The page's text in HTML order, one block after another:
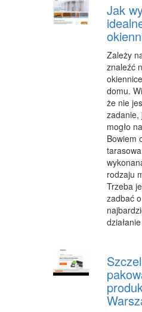
DIETETYKA,
SALONY
SPRZĘT
WEB
Jak
Zależy
znaleźć
domu.
że nie
zadanie,
mogło
Bowiem
rodzaju
Trzeba
zadbać